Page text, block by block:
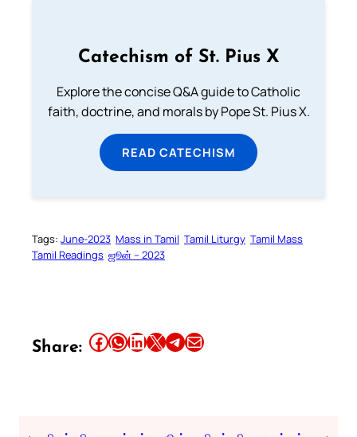
Catechism of St. Pius X
Explore the concise Q&A guide to Catholic
faith, doctrine, and morals by Pope St. Pius X.
READ CATECHISM
Tags: June-2023 Mass in Tamil Tamil Liturgy Tamil Mass
Tamil Readings ஜூன் – 2023
Share: Share this article on Facebook Share this article on WhatsApp Share this article on LinkedIn Share this article on X Share this article on TelegramEmail this Article